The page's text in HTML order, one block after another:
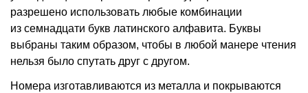
разрешено использовать любые комбинации
из семнадцати букв латинского алфавита. Буквы
выбраны таким образом, чтобы в любой манере чтения
нельзя было спутать друг с другом.
Номера изготавливаются из металла и покрываются